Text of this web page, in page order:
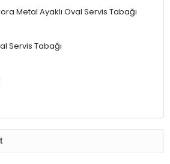
Metal Ayaklı Oval Servis Tabağı
Servis Tabağı